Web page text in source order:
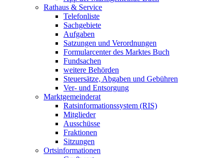
Rathaus & Service
Telefonliste
Sachgebiete
Aufgaben
Satzungen und Verordnungen
Formularcenter des Marktes Buch
Fundsachen
weitere Behörden
Steuersätze, Abgaben und Gebühren
Ver- und Entsorgung
Marktgemeinderat
Ratsinformationssystem (RIS)
Mitglieder
Ausschüsse
Fraktionen
Sitzungen
Ortsinformationen